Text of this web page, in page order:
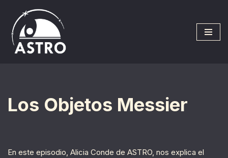
Saltar
al
contenido
Los Objetos Messier
En este episodio, Alicia Conde de ASTRO, nos explica el